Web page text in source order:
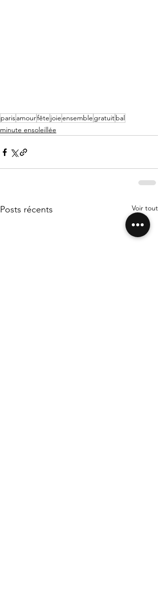
parisamourfête joieensemble gratuitbal
minute ensoleillée
Posts récents Voir tout